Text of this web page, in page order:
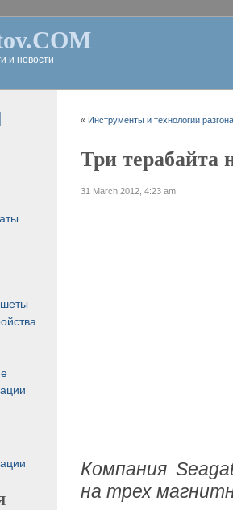
и новости
« Инструменты и технологии
Три терабайта
31 March 2012, 4:23 am
Компания
на трех